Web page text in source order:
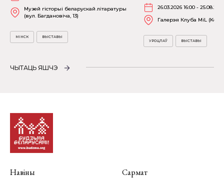
Музей гісторыі беларускай літаратуры
(вул. Багдановіча, 13)
МІНСК ВЫСТАВЫ
26.03.2026 16:00 -
Галерэя Клуба MiL
УРОЦЛАЎ ВЫСТАВЫ
ЧЫТАЦЬ ЯШЧЭ
Навіны
Сармат